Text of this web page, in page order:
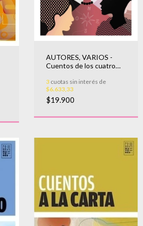
AUTORES, VARIOS -
Cuentos de los cuatro
3 cuotas sin interés de
$6.633,33
$19.900